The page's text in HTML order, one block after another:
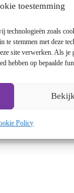
toestemming
technologieën zoals
te stemmen met deze
site verwerken. Als je
hebben op bepaalde
Policy